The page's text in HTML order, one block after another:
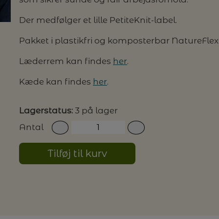
Der medfølger et lille PetiteKnit-label.
Pakket i plastikfri og komposterbar
Læderrem kan findes her.
Kæde kan findes her.
Lagerstatus: 3 på lager
Antal
Tilføj til kurv